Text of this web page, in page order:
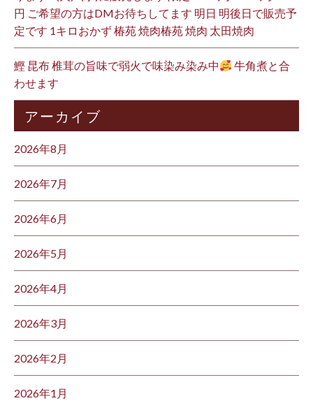
円 ご希望の方はDMお待ちしてます 明日 明後日で販売予
定です 1キロおかず 椿苑 焼肉椿苑 焼肉 太田焼肉
鰹 昆布 椎茸の旨味で弱火で味染み染み中
牛角煮と合
わせます
アーカイブ
2026年8月
2026年7月
2026年6月
2026年5月
2026年4月
2026年3月
2026年2月
2026年1月